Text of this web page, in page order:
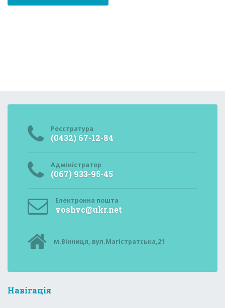
Реєстратура
(0432) 67-12-84
Адміністратор
(067) 933-95-45
Електронна пошта
voshvc@ukr.net
м.Вінниця, вул.Магістратська,21
Навігація